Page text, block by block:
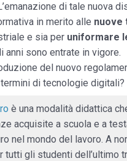
di tale nuova
in merito alle nuove
e sia per uniformare
anni sono entrate in vigore.
del nuovo
di tecnologie digitali?
è una modalità didattica
acquisite a scuola e a
nel mondo del lavoro. A
tutti gli studenti dell’ultimo